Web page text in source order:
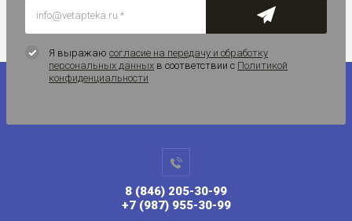
Я выражаю согласие на передачу и обработку
персональных данных в соответствии с Политикой
конфиденциальности
8 (846) 205-30-99
+7 (987) 955-30-99